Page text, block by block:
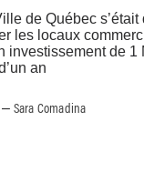
de Québec
les locaux
investissement de 1
an
– Sara Comadina